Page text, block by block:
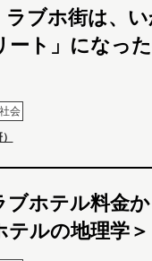
ラブホ街は、
ート」になっ
社会
ブホテル料金
テルの地理学＞